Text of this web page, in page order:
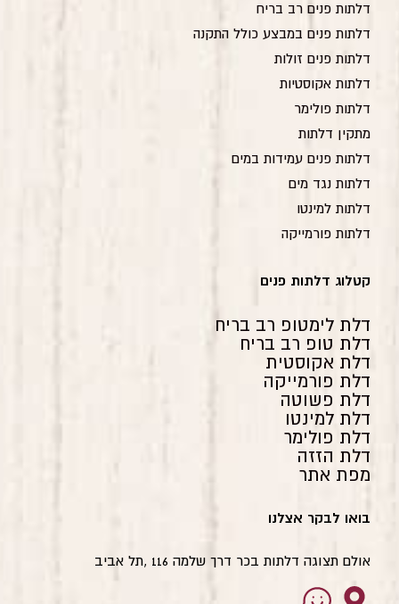
דלתות פנים רב בריח
דלתות פנים במבצע כולל התקנה
דלתות פנים זולות
דלתות אקוסטיות
דלתות פולימר
מתקין דלתות
דלתות פנים עמידות במים
דלתות נגד מים
דלתות למינטו
דלתות פורמייקה
קטלוג דלתות פנים
דלת לימטופ רב בריח
דלת טופ רב בריח
דלת אקוסטית
דלת פורמייקה
דלת פשוטה
דלת למינטו
דלת פולימר
דלת הזזה
מפת אתר
בואו לבקר אצלנו
אולם תצוגה דלתות בכר דרך שלמה 116 ,תל אביב